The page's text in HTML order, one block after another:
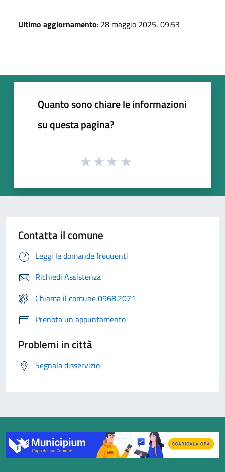
Ultimo aggiornamento: 28 maggio 2025, 09:53
Quanto sono chiare le informazioni
su questa pagina?
Contatta il comune
Leggi le domande frequenti
Richiedi Assistenza
Chiama il comune 0968.2071
Prenota un appuntamento
Problemi in città
Segnala disservizio